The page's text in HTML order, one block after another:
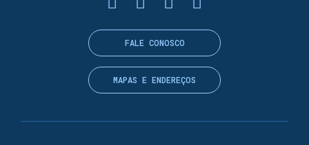
FALE CONOSCO
MAPAS E ENDEREÇOS